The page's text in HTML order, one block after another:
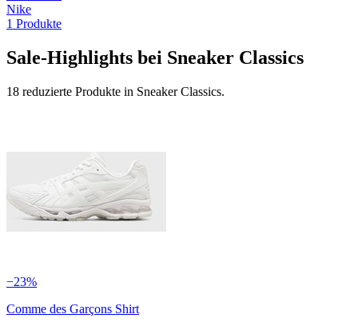
Nike
1 Produkte
Sale-Highlights bei Sneaker Classics
18 reduzierte Produkte in Sneaker Classics.
−23%
Comme des Garçons Shirt